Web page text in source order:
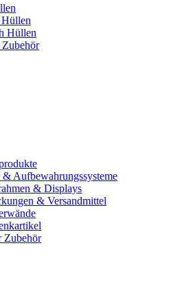
Hüllen
Zubehör
Aufbewahrungssysteme
& Displays
& Versandmittel
Zubehör